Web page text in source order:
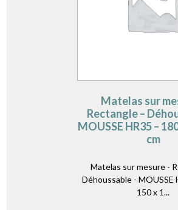
Matelas sur
Rectangle –
MOUSSE HR35 –
cm
Matelas sur mesure -
Déhoussable - MOUSSE
150 x 1...